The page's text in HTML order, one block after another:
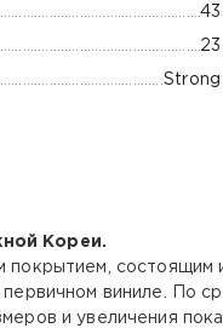
43
23
Strong
Кореи.
покрытием,
виниле. По
и увеличения